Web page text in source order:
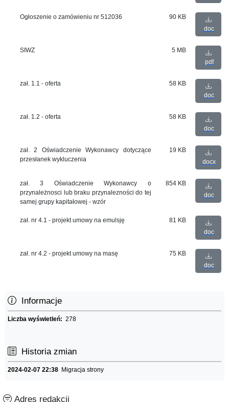
Ogłoszenie o zamówieniu nr 512036
90 KB
doc
SIWZ
5 MB
pdf
zał. 1.1 - oferta
58 KB
doc
zał. 1.2 - oferta
58 KB
doc
zał. 2 Oświadczenie Wykonawcy dotyczące
przesłanek wykluczenia
19 KB
docx
zał. 3 Oświadczenie Wykonawcy o
przynależnosci lub braku przynalezności do tej
samej grupy kapitałowej - wzór
854 KB
doc
zał. nr 4.1 - projekt umowy na emulsję
81 KB
doc
zał. nr 4.2 - projekt umowy na masę
75 KB
doc
Informacje
Liczba wyświetleń: 278
Historia zmian
2024-02-07 22:38 Migracja strony
Adres redakcji